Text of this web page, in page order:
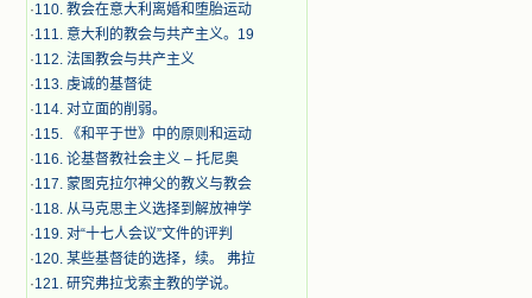
·110. 教会在意大利离婚和堕胎运动
·111. 意大利的教会与共产主义。19
·112. 法国教会与共产主义
·113. 虔诚的基督徒
·114. 对立面的削弱。
·115. 《和平于世》中的原则和运动
·116. 论基督教社会主义 – 托尼奥
·117. 蒙图克拉尔神父的教义与教会
·118. 从马克思主义选择到解放神学
·119. 对“十七人会议”文件的评判
·120. 某些基督徒的选择，续。 弗拉
·121. 研究弗拉戈索主教的学说。